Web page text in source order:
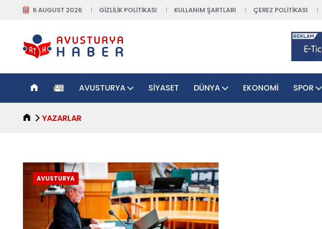
6 AUGUST 2026 GIZLILIK POLITIKASI KULLANIM ŞARTLARI ÇEREZ POLITIKASI
AVUSTURYA SIYASET DÜNYA EKONOMI SPOR
YAZARLAR
AVUSTURYA